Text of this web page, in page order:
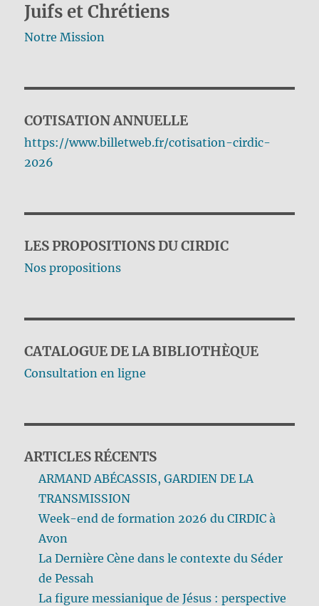
Juifs et Chrétiens
Notre Mission
COTISATION ANNUELLE
https://www.billetweb.fr/cotisation-cirdic-
2026
LES PROPOSITIONS DU CIRDIC
Nos propositions
CATALOGUE DE LA BIBLIOTHÈQUE
Consultation en ligne
ARTICLES RÉCENTS
ARMAND ABÉCASSIS, GARDIEN DE LA
TRANSMISSION
Week-end de formation 2026 du CIRDIC à
Avon
La Dernière Cène dans le contexte du Séder
de Pessah
La figure messianique de Jésus : perspective